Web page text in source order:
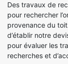
Des travaux de
pour rechercher
provenance du
d’établir notre
pour évaluer les
recherches et